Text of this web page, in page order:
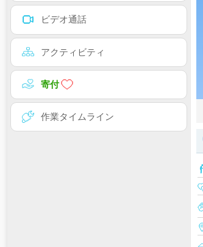
ビデオ通話
アクティビティ
寄付
作業タイムライン